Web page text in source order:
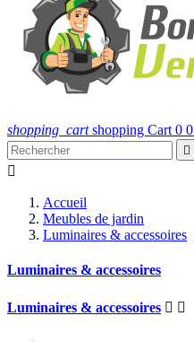
shopping_cart shopping Cart 0 0


Accueil
Meubles de jardin
Luminaires & accessoires
Luminaires & accessoires
Luminaires & accessoires  